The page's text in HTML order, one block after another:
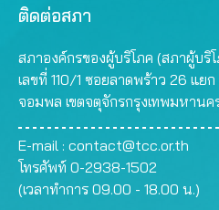
ติดต่อสภา
สภาองค์กรของผู้บริโภค (สภาผู้บริ
เลขที่ 110/1 ซอยลาดพร้าว 26 แย
จอมพล เขตจตุจักรกรุงเทพมหานค
E-mail : contact@tcc.or.th
โทรศัพท์ 0-2938-1502
(เวลาทำการ 09.00 - 18.00 น.)